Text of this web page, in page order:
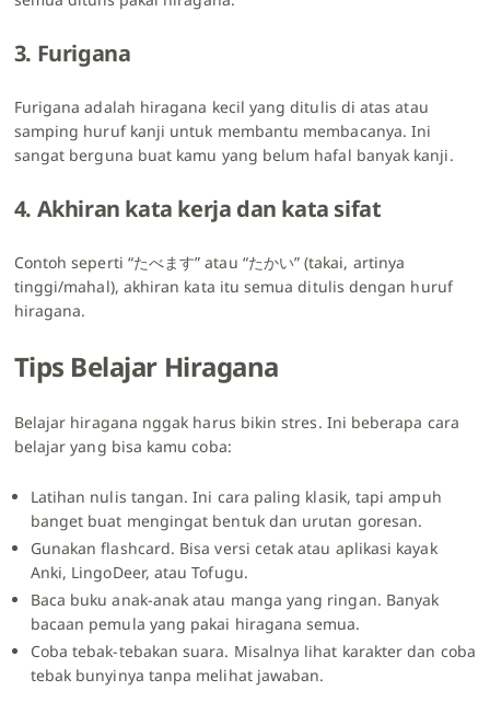
3. Furigana
Furigana adalah hiragana kecil yang ditulis di atas atau
samping huruf kanji untuk membantu membacanya. Ini
sangat berguna buat kamu yang belum hafal banyak kanji.
4. Akhiran kata kerja dan kata sifat
Contoh seperti “たべます” atau “たかい” (takai, artinya
tinggi/mahal), akhiran kata itu semua ditulis dengan huruf
hiragana.
Tips Belajar Hiragana
Belajar hiragana nggak harus bikin stres. Ini beberapa cara
belajar yang bisa kamu coba:
Latihan nulis tangan. Ini cara paling klasik, tapi ampuh
banget buat mengingat bentuk dan urutan goresan.
Gunakan flashcard. Bisa versi cetak atau aplikasi kayak
Anki, LingoDeer, atau Tofugu.
Baca buku anak-anak atau manga yang ringan. Banyak
bacaan pemula yang pakai hiragana semua.
Coba tebak-tebakan suara. Misalnya lihat karakter dan coba
tebak bunyinya tanpa melihat jawaban.